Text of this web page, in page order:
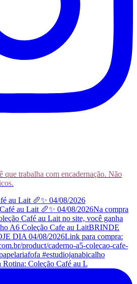
trabalha com encadernação. Não
au Lait 🥖✨ 04/08/2026
Rotina: Coleção Café au L